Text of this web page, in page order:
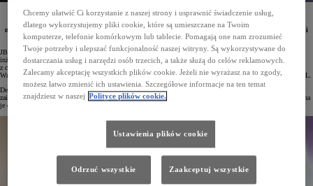
Toyota Aygo X debiutuje w nowej wersji specjalnej JBL. Temu wydarzeniu towarzyszy premiera
playlisty „The Sound of Noise”, która powstała we współpracy z marką JBL i jest inspirowana
miejskim crossoverem. W nagraniach wykorzystano m.in. zjawisko ASMR, a także unikalne dźwięki
auta.
JBL to nowa wersja specjalna Toyoty Aygo X, która w standardzie posiada nagłośnienie stworzone przez
inżynierów JBL. Odmiana ta wyróżnia się też dwukolorowym nadwoziem łączącym lakier Jasmine Silver
z czarnym dachem i tylną częścią auta oraz 18" felgami aluminiowymi z akcentami w kolorze Dark Jasmine.
Wnętrze nawiązuje kolorystyką do malowania nadwozia, a na oparciach foteli umieszczono duże logotypy JBL.
Debiutowi nowej wersji Toyoty Aygo X towarzyszy publikacja wyjątkowej playlisty „The Sound of Noise”,
zainspirowanej odmianą JBL. Składa się ona z trzech utworów, które odzwierciedlają charakter Aygo X. Można
je odtworzyć we wszystkich serwisach streamingowych.
Chcemy ułatwić Ci korzystanie z naszej strony i usprawnić świadczenie usług,
dlatego wykorzystujemy pliki cookie, które są umieszczane na Twoim
komputerze, telefonie komórkowym lub tablecie. Pomagają one nam zrozumieć
Twoje potrzeby i ulepszać funkcjonalność naszej witryny. Są wykorzystywane do
dostarczania usług i narzędzi osób trzecich, a także służą do celów reklamowych.
Zalecamy akceptację wszystkich plików cookie. Jeżeli nie wyrażasz na to zgody,
możesz łatwo zmienić ich ustawienia. Szczegółowe informacje na ten temat
znajdziesz w naszej Polityce plików cookie.
Ustawienia plików cookie
Odrzuć wszystkie Zaakceptuj wszystkie